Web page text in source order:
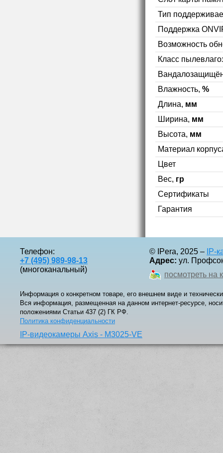
Тип
Поддержка
Возможность
Класс
Влажность, %
Длина, мм
Ширина, мм
Высота, мм
Материал
Цвет
Вес, гр
Сертификаты
Гарантия
Телефон:
+7 (495) 989-98-13
(многоканальный)
© IPera, 2025 – IP-
Адрес: ул.
посмотреть на
Информация о конкретном товаре, его внешнем виде и
Вся информация, размещенная на данном интернет-ресурсе,
положениями Статьи 437 (2) ГК РФ.
Политика конфиденциальности
IP-видеокамеры Axis - M3025-VE